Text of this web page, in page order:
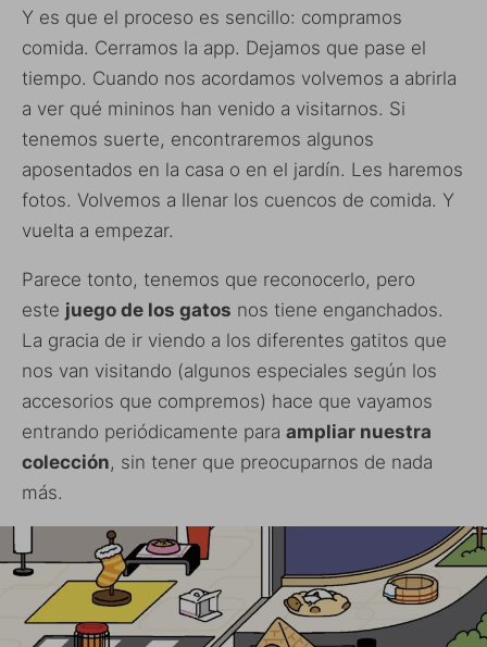
Y es que el proceso es sencillo: compramos
comida. Cerramos la app. Dejamos que pase el
tiempo. Cuando nos acordamos volvemos a abrirla
a ver qué mininos han venido a visitarnos. Si
tenemos suerte, encontraremos algunos
aposentados en la casa o en el jardín. Les haremos
fotos. Volvemos a llenar los cuencos de comida. Y
vuelta a empezar.
Parece tonto, tenemos que reconocerlo, pero
este juego de los gatos nos tiene enganchados.
La gracia de ir viendo a los diferentes gatitos que
nos van visitando (algunos especiales según los
accesorios que compremos) hace que vayamos
entrando periódicamente para ampliar nuestra
colección, sin tener que preocuparnos de nada
más.